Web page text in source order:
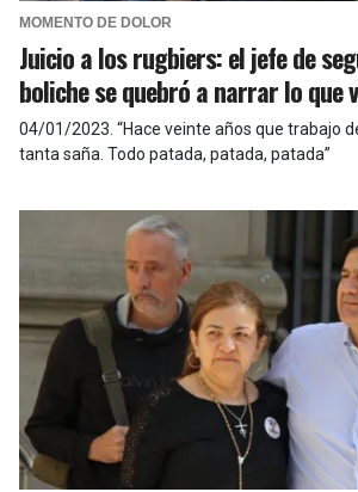
MOMENTO DE DOLOR
Juicio a los rugbiers: el jefe de
boliche se quebró a narrar lo que
04/01/2023 “Hace veinte años que trabajo
tanta saña. Todo patada, patada, patada”